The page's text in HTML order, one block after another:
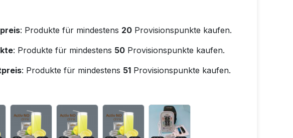
: Produkte für mindestens 20 Provisionspunkte kaufen.
: Produkte für mindestens 50Provisionspunkte kaufen.
: Produkte für mindestens 51Provisionspunkte kaufen.